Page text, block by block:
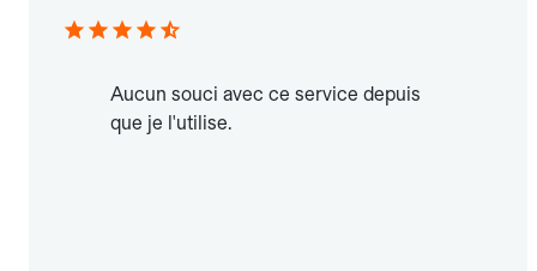
Aucun souci avec ce service depuis
que je l'utilise.